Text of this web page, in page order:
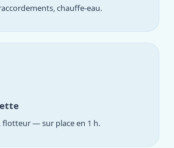
chauffe-eau.
flotteur — sur place en 1 h.